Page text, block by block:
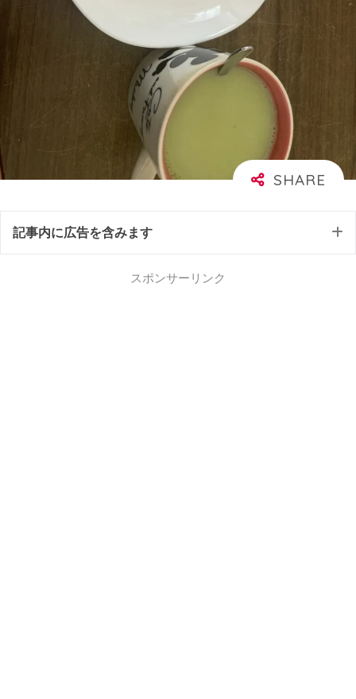
記事内に広告を含みます
スポンサーリンク